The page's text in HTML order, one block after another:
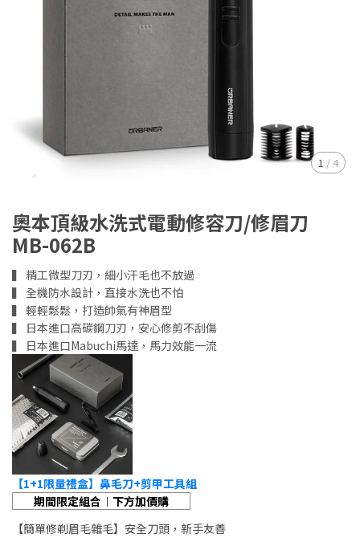
1 / 4
奧本頂級水洗式電動修容刀/修眉刀
MB-062B
▍ 精工微型刀刃，細小汗毛也不放過
▍ 全機防水設計，直接水洗也不怕
▍ 輕輕鬆鬆，打造帥氣有神眉型
▍ 日本進口高碳鋼刀刃，安心修剪不刮傷
▍ 日本進口Mabuchi馬達，馬力效能一流
【1+1限量禮盒】鼻毛刀+剪甲工具組
期間限定組合︱下方加價購
【簡單修剃眉毛雜毛】安全刀頭，新手友善